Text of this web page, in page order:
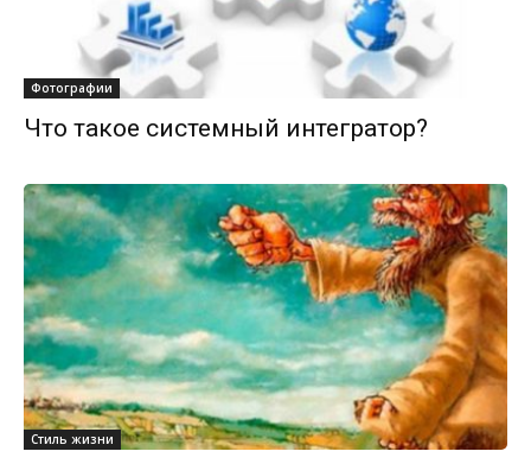
Фотографии
Что такое системный интегратор?
Стиль жизни